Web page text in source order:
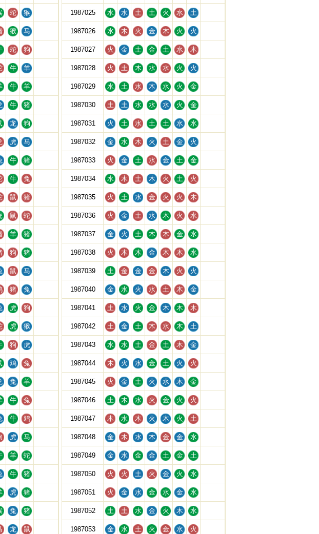
蛇 猴
猴 马
蛇 狗
牛 羊
牛 羊
牛 猪
龙 狗
虎 马
牛 猪
牛 兔
鼠 猪
鼠 蛇
羊 猪
狗 猪
鼠 马
猪 兔
虎 狗
虎 猴
狗 虎
鸡 兔
兔 羊
牛 兔
牛 鸡
虎 马
羊 蛇
牛 猪
虎 猪
兔 猪
龙 鼠
1987025 水 水 土 土 火 水 土
1987026 水 木 火 金 木 火 火
1987027 火 金 土 金 土 水 木
1987028 火 土 木 水 水 火 火
1987029 水 土 水 木 水 火 金
1987030 土 土 水 水 水 火 金
1987031 火 土 水 土 土 水 水
1987032 金 水 木 火 土 金 火
1987033 火 金 土 水 金 土 金
1987034 水 木 土 木 火 土 火
1987035 火 土 水 金 火 火 木
1987036 火 金 土 水 木 火 水
1987037 金 火 土 木 木 金 水
1987038 火 木 木 金 木 木 水
1987039 土 金 金 金 木 火 火
1987040 金 水 火 水 土 木 金
1987041 土 水 火 金 木 木 木
1987042 土 金 土 木 水 木 土
1987043 水 水 土 金 土 木 金
1987044 木 火 水 金 土 火 火
1987045 火 金 土 火 水 木 金
1987046 土 木 水 火 金 火 火
1987047 木 水 木 火 木 火 土
1987048 金 木 水 木 金 金 水
1987049 金 水 金 金 土 金 土
1987050 火 火 土 火 金 火 水
1987051 火 金 水 金 水 金 水
1987052 土 土 水 金 火 木 水
1987053 金 水 土 火 金 水 火